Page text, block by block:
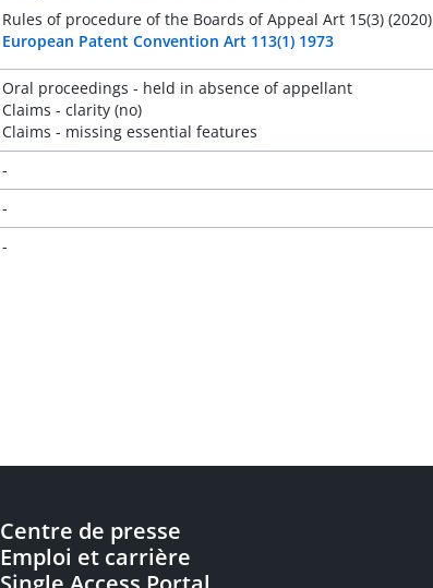
Rules of procedure of the Boards of Appeal Art 15(3) (2020)
European Patent Convention Art 113(1) 1973
Oral proceedings - held in absence of appellant
Claims - clarity (no)
Claims - missing essential features
-
-
-
Centre de presse
Emploi et carrière